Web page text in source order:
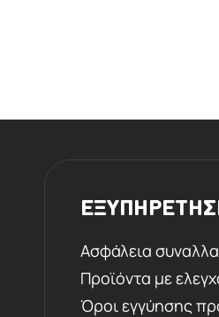
Ασφάλεια
Προϊόντα με
Όροι εγγύησης